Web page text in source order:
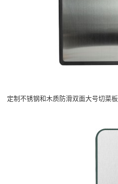
定制不锈钢和木质防滑双面大号切菜板